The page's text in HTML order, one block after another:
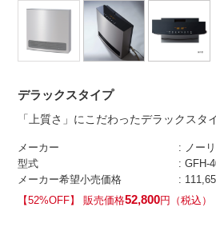
デラックスタイプ
「上質さ」にこだわったデラックスタ
メーカー
: ノー
型式
: GFH-
メーカー希望小売価格
:
【52%OFF】 販売価格52,800円（税込）